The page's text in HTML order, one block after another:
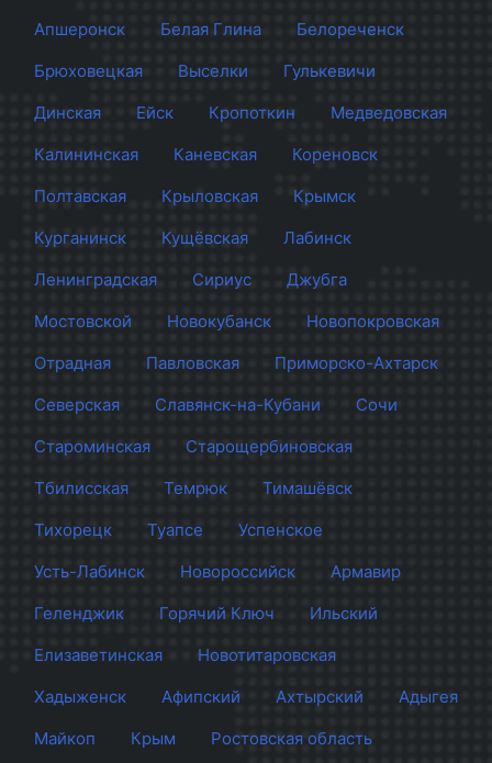
Апшеронск
Белая Глина
Белореченск
Брюховецкая
Выселки
Гулькевичи
Динская
Ейск Кропоткин
Медведовская
Калининская
Каневская
Кореновск
Полтавская
Крыловская
Крымск
Курганинск
Кущёвская
Лабинск
Ленинградская
Сириус
Джубга
Мостовской
Новокубанск
Новопокровская
Отрадная
Павловская
Приморско-Ахтарск
Северская
Славянск-на-Кубани
Сочи
Староминская
Старощербиновская
Тбилисская
Темрюк
Тимашёвск
Тихорецк
Туапсе
Успенское
Усть-Лабинск
Новороссийск
Армавир
Геленджик
Горячий Ключ
Ильский
Елизаветинская
Новотитаровская
Хадыженск
Афипский Ахтырский
Адыгея
Майкоп
Крым Ростовская область